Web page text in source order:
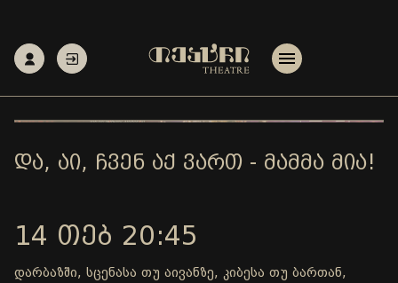
ᲓᲐ, ᲐᲘ, ᲩᲕᲔᲜ ᲐᲥ ᲕᲐᲠᲗ - ᲛᲐᲛᲛᲐ ᲛᲘᲐ!
14 ᲗᲔᲑ 20:45
დარბაზში, სცენასა თუ აივანზე, კიბესა თუ ბართან,